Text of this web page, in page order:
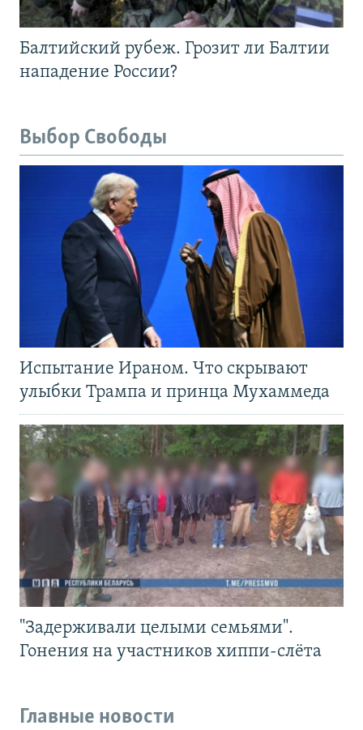
Балтийский рубеж. Грозит ли Балтии
нападение России?
Выбор Свободы
Испытание Ираном. Что скрывают
улыбки Трампа и принца Мухаммеда
"Задерживали целыми семьями".
Гонения на участников хиппи-слёта
Главные новости